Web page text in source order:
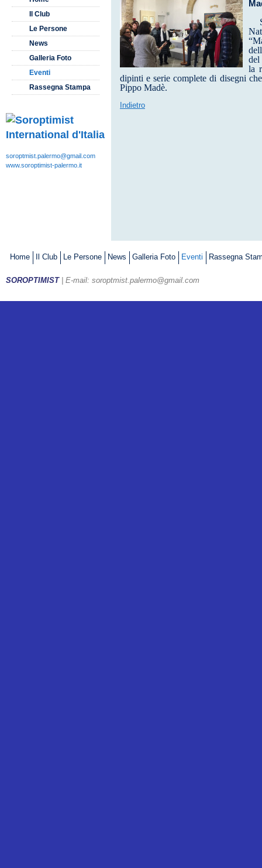
Il Club
Le Persone
News
Galleria Foto
Eventi
Rassegna Stampa
soroptmist.palermo@gmail.com
www.soroptimist-palermo.it
del
la
dipinti e serie complete di disegni
Pippo Madè.
Indietro
Home Il Club Le Persone News Galleria Foto Eventi Rassegna
SOROPTIMIST | E-mail: soroptmist.palermo@gmail.com